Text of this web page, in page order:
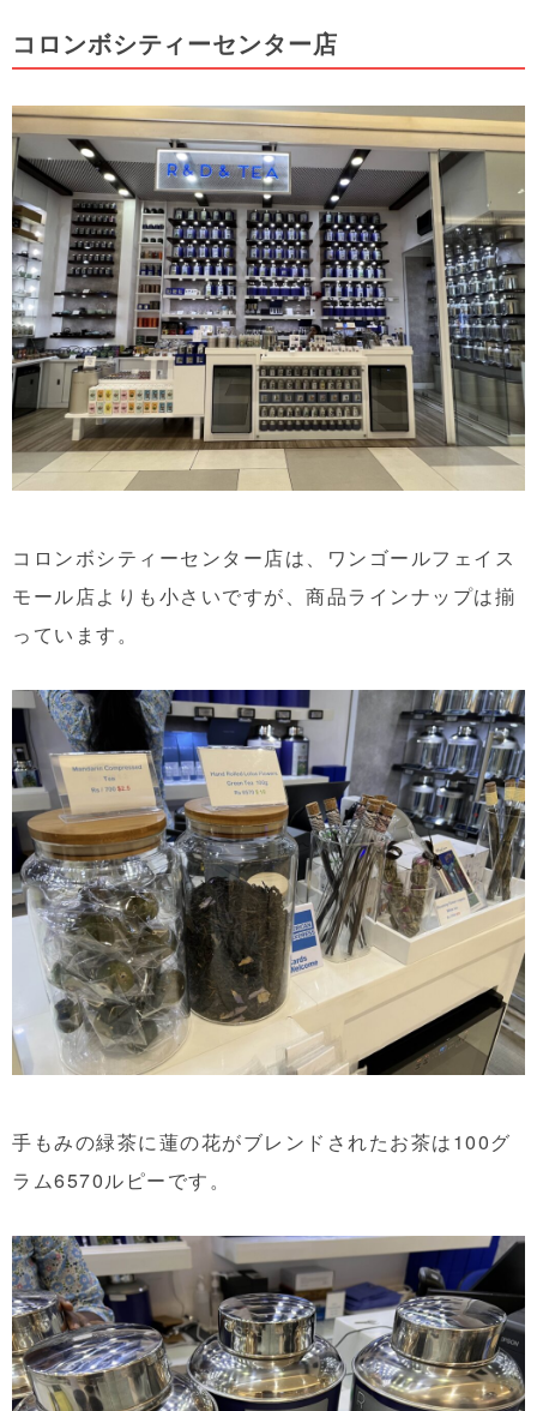
コロンボシティーセンター店
コロンボシティーセンター店は、ワンゴールフェイス
モール店よりも小さいですが、商品ラインナップは揃
っています。
手もみの緑茶に蓮の花がブレンドされたお茶は100グ
ラム6570ルピーです。